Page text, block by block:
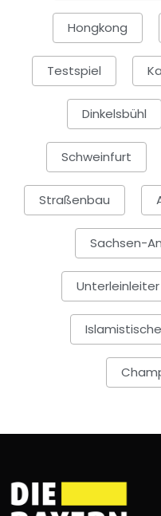
Hongkong
Testspiel
Dinkelsbühl
Schweinfurt
Straßenbau
Sachsen-
Unterleinleiter